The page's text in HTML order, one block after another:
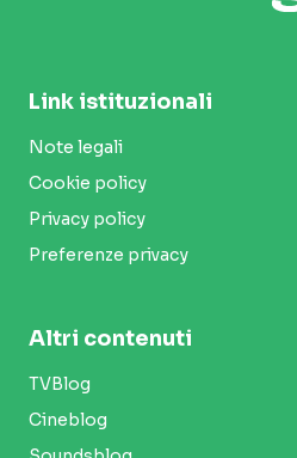
Link istituzionali
Note legali
Cookie policy
Privacy policy
Preferenze privacy
Altri contenuti
TVBlog
Cineblog